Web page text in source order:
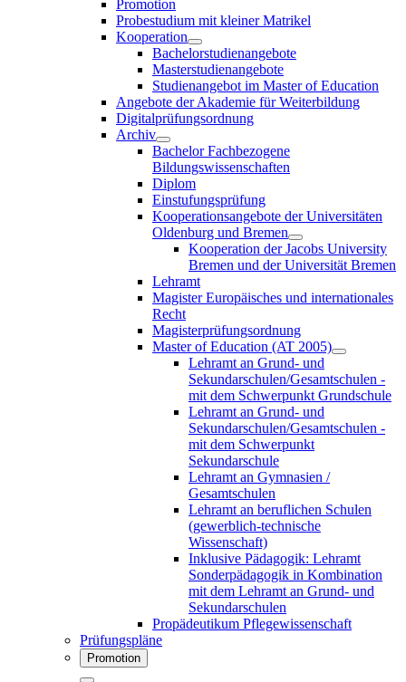
Promotion
Probestudium mit kleiner Matrikel
Kooperation
Bachelorstudienangebote
Masterstudienangebote
Studienangebot im Master of Education
Angebote der Akademie für Weiterbildung
Digitalprüfungsordnung
Archiv
Bachelor Fachbezogene
Bildungswissenschaften
Diplom
Einstufungsprüfung
Kooperationsangebote der Universitäten
Oldenburg und Bremen
Kooperation der Jacobs University
Bremen und der Universität Bremen
Lehramt
Magister Europäisches und internationales
Recht
Magisterprüfungsordnung
Master of Education (AT 2005)
Lehramt an Grund- und
Sekundarschulen/Gesamtschulen -
mit dem Schwerpunkt Grundschule
Lehramt an Grund- und
Sekundarschulen/Gesamtschulen -
mit dem Schwerpunkt
Sekundarschule
Lehramt an Gymnasien /
Gesamtschulen
Lehramt an beruflichen Schulen
(gewerblich-technische
Wissenschaft)
Inklusive Pädagogik: Lehramt
Sonderpädagogik in Kombination
mit dem Lehramt an Grund- und
Sekundarschulen
Propädeutikum Pflegewissenschaft
Prüfungspläne
Promotion